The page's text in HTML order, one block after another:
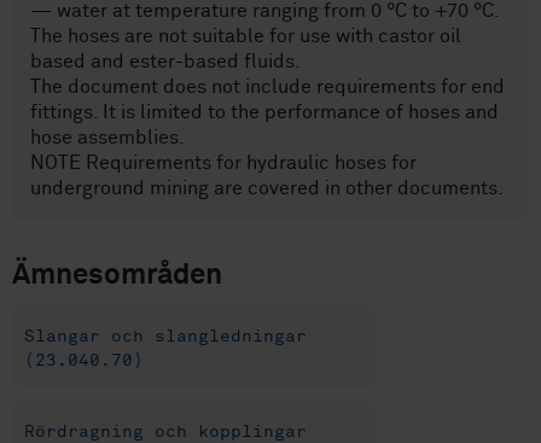
— water at temperature ranging from 0 °C to +70 °C.
The hoses are not suitable for use with castor oil
based and ester-based fluids.
The document does not include requirements for end
fittings. It is limited to the performance of hoses and
hose assemblies.
NOTE Requirements for hydraulic hoses for
underground mining are covered in other documents.
Ämnesområden
Slangar och slangledningar
(23.040.70)
Rördragning och kopplingar